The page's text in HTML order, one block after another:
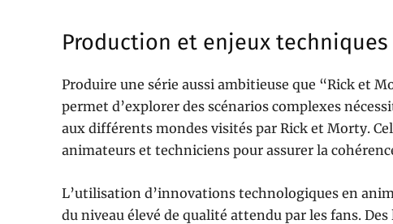
Production et enjeux techniques
Produire une série aussi ambitieuse que “Rick et
permet d’explorer des scénarios complexes
aux différents mondes visités par Rick et Morty.
animateurs et techniciens pour assurer la
L’utilisation d’innovations technologiques en
du niveau élevé de qualité attendu par les fans.